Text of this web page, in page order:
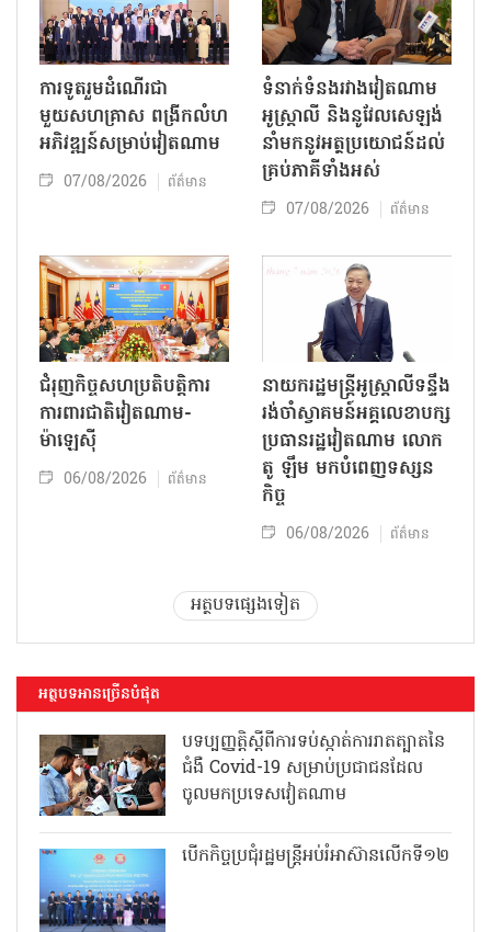
ការទូតរួមដំណើរជា
មួយសហគ្រាស ពង្រីកលំហ
អភិវឌ្ឍន៍សម្រាប់វៀតណាម
07/08/2026 ព័ត៌មាន
ទំនាក់ទំនងរវាងវៀតណាម
អូស្ត្រាលី និងនូវែលសេឡង់
នាំមកនូវអត្ថប្រយោជន៍ដល់
គ្រប់ភាគីទាំងអស់
07/08/2026 ព័ត៌មាន
ជំរុញកិច្ចសហប្រតិបត្តិការ
ការពារជាតិវៀតណាម-
ម៉ាឡេស៊ី
06/08/2026 ព័ត៌មាន
នាយករដ្ឋមន្ត្រីអូស្ត្រាលីទន្ទឹង
រង់ចាំស្វាគមន៍អគ្គលេខាបក្ស
ប្រធានរដ្ឋវៀតណាម លោក
តូ ឡឹម មកបំពេញទស្សន
កិច្ច
06/08/2026 ព័ត៌មាន
អត្ថបទផ្សេងទៀត
អត្ថបទអានច្រើនបំផុត
បទប្បញ្ញត្តិស្តីពីការទប់ស្កាត់ការរាតត្បាតនៃ
ជំងឺ Covid-19 សម្រាប់ប្រជាជនដែល
ចូលមកប្រទេសវៀតណាម
បើកកិច្ចប្រជុំរដ្ឋមន្ត្រីអប់រំអាស៊ានលើកទី១២